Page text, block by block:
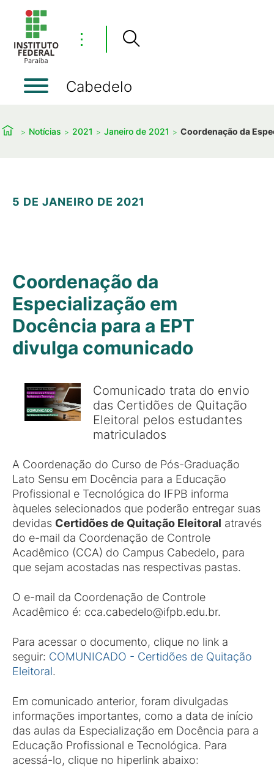
⋮
Cabedelo
Notícias 2021 Janeiro de 2021 Coordenação da
5 DE JANEIRO DE 2021
Coordenação da
Especialização em
Docência para a EPT
divulga comunicado
Comunicado trata do envio
das Certidões de Quitação
Eleitoral pelos estudantes
matriculados
A Coordenação do Curso de Pós-Graduação
Lato Sensu em Docência para a Educação
Profissional e Tecnológica do IFPB informa
àqueles selecionados que poderão entregar suas
devidas Certidões de Quitação Eleitoral através
do e-mail da Coordenação de Controle
Acadêmico (CCA) do Campus Cabedelo, para
que sejam acostadas nas respectivas pastas.
O e-mail da Coordenação de Controle
Acadêmico é: cca.cabedelo@ifpb.edu.br.
Para acessar o documento, clique no link a
seguir: COMUNICADO - Certidões de Quitação
Eleitoral.
Em comunicado anterior, foram divulgadas
informações importantes, como a data de início
das aulas da Especialização em Docência para a
Educação Profissional e Tecnológica. Para
acessá-lo, clique no hiperlink abaixo: